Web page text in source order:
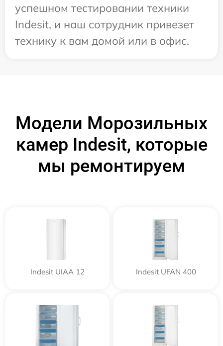
успешном тестировании техники
Indesit, и наш сотрудник привезет
технику к вам домой или в офис.
Модели Морозильных
камер Indesit, которые
мы ремонтируем
Indesit UIAA 12 Indesit UFAN 400